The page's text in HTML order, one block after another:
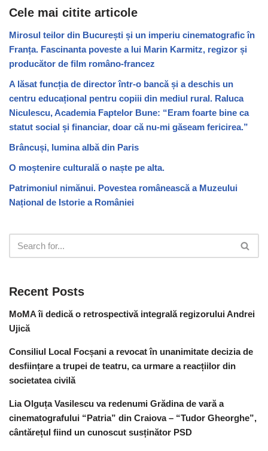
Cele mai citite articole
Mirosul teilor din București și un imperiu cinematografic în
Franța. Fascinanta poveste a lui Marin Karmitz, regizor și
producător de film româno-francez
A lăsat funcția de director într-o bancă și a deschis un
centru educațional pentru copiii din mediul rural. Raluca
Niculescu, Academia Faptelor Bune: “Eram foarte bine ca
statut social și financiar, doar că nu-mi găseam fericirea.”
Brâncuși, lumina albă din Paris
O moștenire culturală o naște pe alta.
Patrimoniul nimănui. Povestea românească a Muzeului
Național de Istorie a României
Recent Posts
MoMA îi dedică o retrospectivă integrală regizorului Andrei
Ujică
Consiliul Local Focșani a revocat în unanimitate decizia de
desființare a trupei de teatru, ca urmare a reacțiilor din
societatea civilă
Lia Olguța Vasilescu va redenumi Grădina de vară a
cinematografului “Patria” din Craiova – “Tudor Gheorghe”,
cântărețul fiind un cunoscut susținător PSD